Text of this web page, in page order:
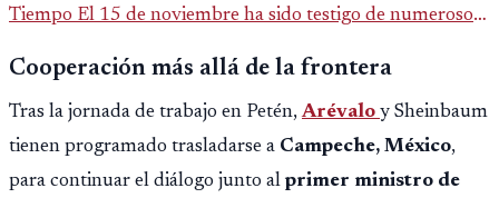
Tiempo El 15 de noviembre ha sido testigo de numerosos
descubrimiento
Cooperación más allá de la frontera
Tras la jornada de trabajo en Petén,Arévalo y Sheinbaum
tienen programado trasladarse a Campeche, México,
para continuar el diálogo junto al primer ministro de